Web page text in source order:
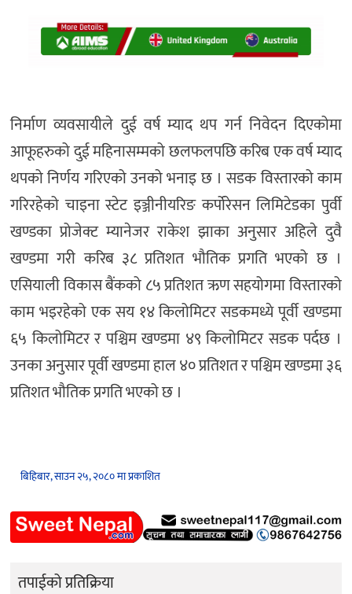
निर्माण व्यवसायीले दुई वर्ष म्याद थप गर्न निवेदन दिएकोमा
आफूहरुको दुई महिनासम्मको छलफलपछि करिब एक वर्ष म्याद
थपको निर्णय गरिएको उनको भनाइ छ । सडक विस्तारको काम
गरिरहेको चाइना स्टेट इञ्जीनीयरिङ कर्पोरेसन लिमिटेडका पुर्वी
खण्डका प्रोजेक्ट म्यानेजर राकेश झाका अनुसार अहिले दुवै
खण्डमा गरी करिब ३८ प्रतिशत भौतिक प्रगति भएको छ ।
एसियाली विकास बैंकको ८५ प्रतिशत ऋण सहयोगमा विस्तारको
काम भइरहेको एक सय १४ किलोमिटर सडकमध्ये पूर्वी खण्डमा
६५ किलोमिटर र पश्चिम खण्डमा ४९ किलोमिटर सडक पर्दछ ।
उनका अनुसार पूर्वी खण्डमा हाल ४० प्रतिशत र पश्चिम खण्डमा ३६
प्रतिशत भौतिक प्रगति भएको छ ।
बिहिबार, साउन २५, २०८० मा प्रकाशित
तपाईको प्रतिक्रिया